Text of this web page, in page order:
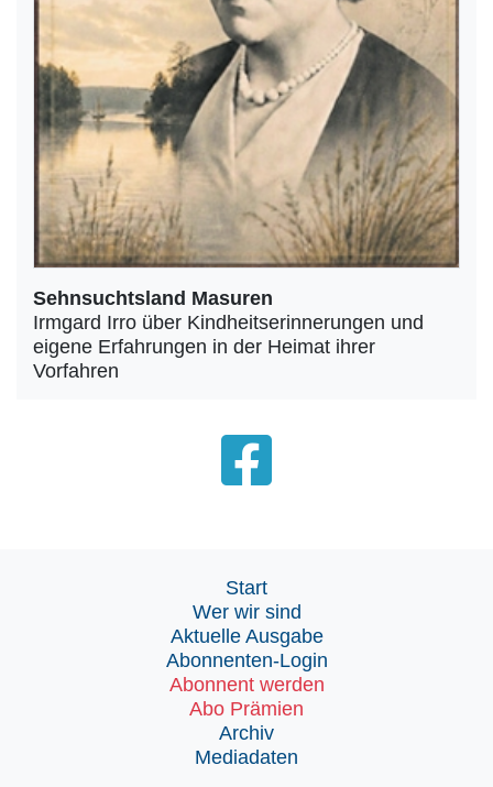
Sehnsuchtsland Masuren
Irmgard Irro über Kindheitserinnerungen und
eigene Erfahrungen in der Heimat ihrer
Vorfahren
Start
Wer wir sind
Aktuelle Ausgabe
Abonnenten-Login
Abonnent werden
Abo Prämien
Archiv
Mediadaten